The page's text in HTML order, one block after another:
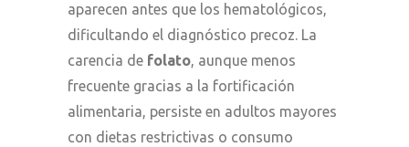
aparecen antes que los hematológicos,
dificultando el diagnóstico precoz. La
carencia de folato, aunque menos
frecuente gracias a la fortificación
alimentaria, persiste en adultos mayores
con dietas restrictivas o consumo